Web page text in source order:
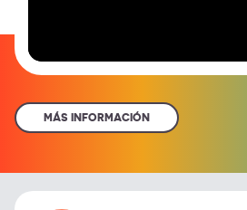
MÁS INFORMACIÓN